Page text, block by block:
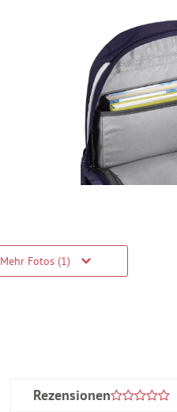
Mehr Fotos (1)
Rezensionen